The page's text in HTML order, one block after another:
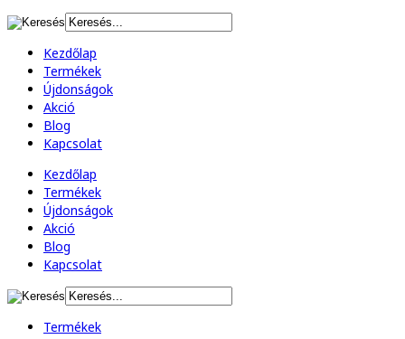
Kezdőlap
Termékek
Újdonságok
Akció
Blog
Kapcsolat
Kezdőlap
Termékek
Újdonságok
Akció
Blog
Kapcsolat
Termékek